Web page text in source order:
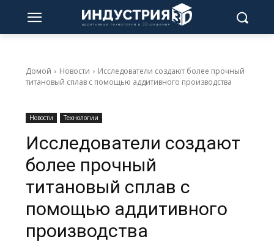
Домой Новости
Исследователи создают более прочный
титановый сплав с помощью аддитивного производства
Новости Технологии
Исследователи создают
более прочный
титановый сплав с
помощью аддитивного
производства